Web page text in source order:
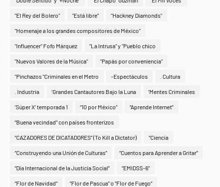
"El Rey del Bolero" "Está libre" "Hackney Diamonds"
"Homenaje a los grandes compositores de México"
"Influencer" Fofo Márquez "La Intrusa" y "Pueblo chico
"Nuevos Valores de la Música" "Papás por conveniencia"
"Pinchazos "Criminales en el Metro -Espectáculos . Cultura
. Industria ‘Grandes Cantautores Bajo la Luna ‘Mentes Criminales
‘Súper X’ temporada 1 “10 por México” “Aprende Internet”
“Buena vecindad” con países fronterizos
“CAZADORES DE DICATADORES” (To Kill a Dictator) “Ciencia
“Construyendo una Unión de Culturas” “Cuentos para Aprender a Gritar”
“Día Internacional de la Justicia Social” “EMIDSS-6”
“Flor de Navidad” “Flor de Pascua” o “Flor de Fuego”